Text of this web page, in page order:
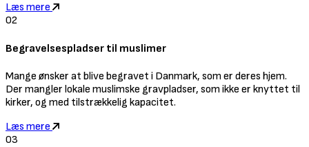
Læs mere
02
Begravelsespladser til muslimer
Mange ønsker at blive begravet i Danmark, som er deres hjem.
Der mangler lokale muslimske gravpladser, som ikke er knyttet til
kirker, og med tilstrækkelig kapacitet.
Læs mere
03